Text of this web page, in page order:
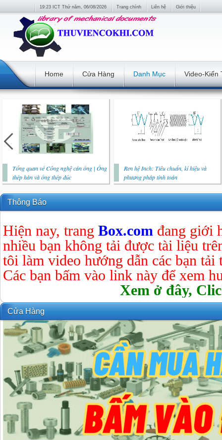
19:23 ICT Thứ năm, 06/08/2026 Trang chính Liên hệ Giới thiệu
Home Cửa Hàng Danh Mục Video-Kiến
Tổng quan về Công nghệ cán ống | Ống
thép hàn và ống thép đúc
Ren hệ Inch: Tiêu chuẩn, kí hiệu và
phương pháp tính toán
Thông Báo
Hiện nay, trang Box.com đang giới
nhiều bạn không tải được tài liệu
tôi làm video hướng dẫn các bạn tải
Các bạn bấm vào link này để xem
Xem ở đây,
Cửa Hàng